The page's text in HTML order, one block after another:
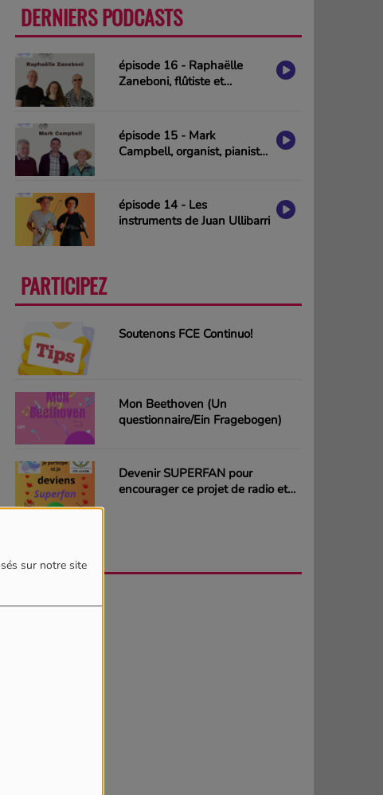
sur notre site
DERNIERS PODCASTS
épisode 16 - Raphaëlle
Zaneboni, flûtiste et
épisode 15 - Mark
Campbell, organist, pianist
épisode 14 - Les
instruments de Juan Ullibarri
PARTICIPEZ
Soutenons FCE Continuo!
Mon Beethoven (Un
questionnaire/Ein Fragebogen)
Devenir SUPERFAN pour
encourager ce projet de radio et
AGENDA